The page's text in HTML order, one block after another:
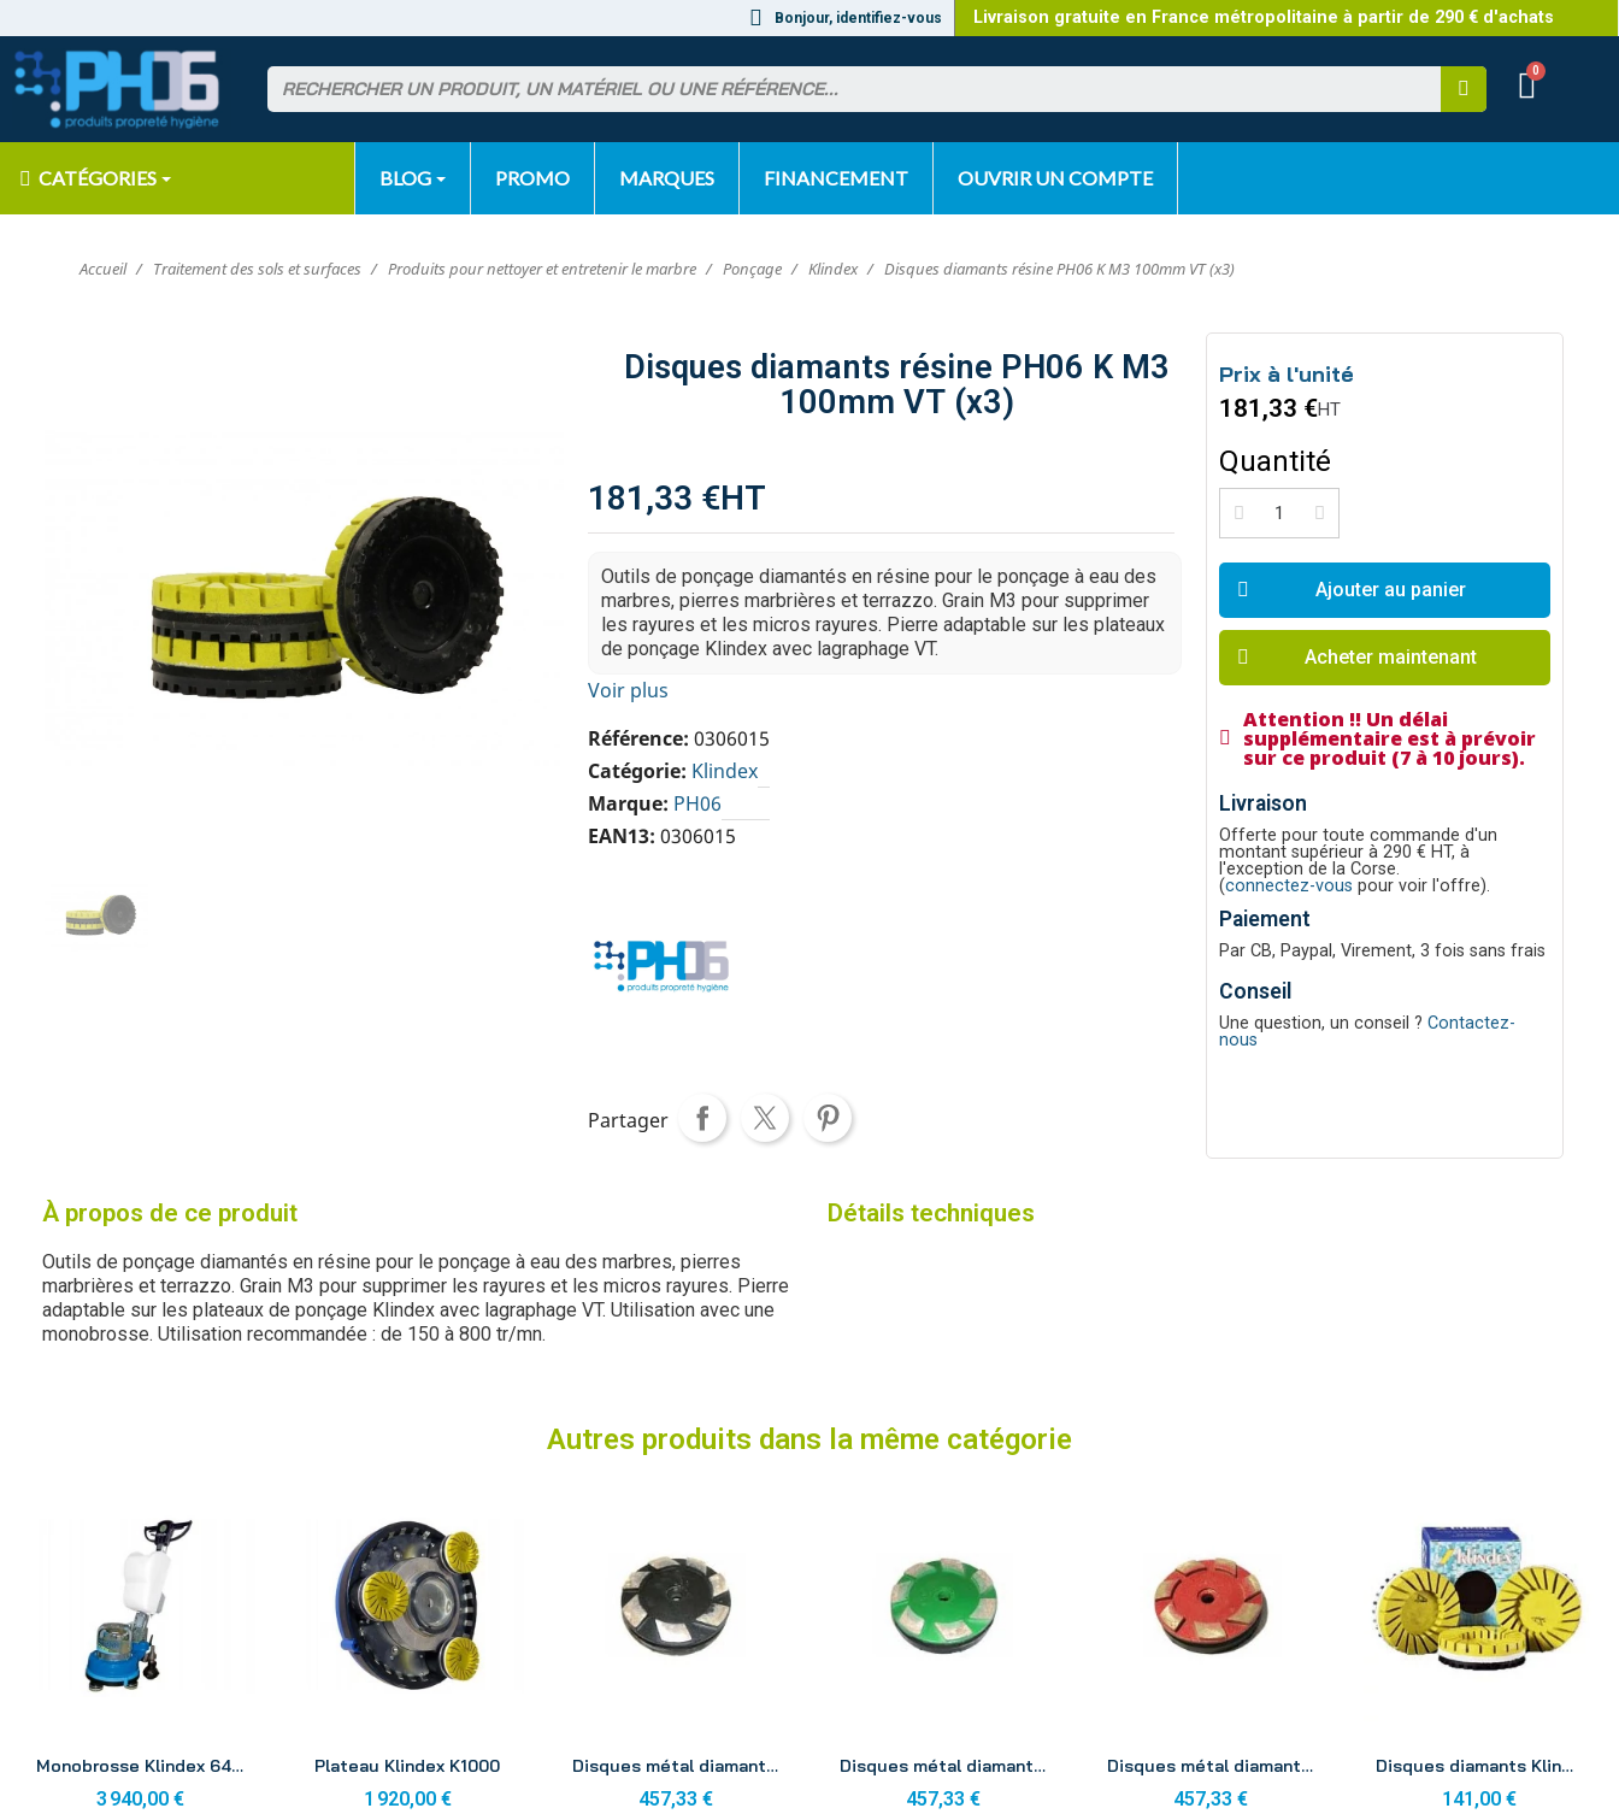
Bonjour, identifiez-vous Livraison gratuite en France métropolitaine à partir de 290 € d'achats
CATÉGORIES BLOG PROMO MARQUES FINANCEMENT OUVRIR UN COMPTE
Accueil Traitement des sols et surfaces Produits pour nettoyer et entretenir le marbre Ponçage Klindex Disques diamants résine PH06 K M3 100mm VT (x3)
Disques diamants résine PH06 K M3
100mm VT (x3)
181,33 €HT
Outils de ponçage diamantés en résine pour le ponçage à eau des
marbres, pierres marbrières et terrazzo. Grain M3 pour supprimer
les rayures et les micros rayures. Pierre adaptable sur les plateaux
de ponçage Klindex avec lagraphage VT.
Voir plus
Référence 0306015
Catégorie Klindex
Marque PH06
EAN13 0306015
Partager
Prix à l'unité
181,33 €HT
Quantité
Ajouter au panier
Acheter maintenant
Attention !! Un délai
supplémentaire est à prévoir
sur ce produit (7 à 10 jours).
Livraison
Offerte pour toute commande d'un
montant supérieur à 290 € HT, à
l'exception de la Corse.
(connectez-vous pour voir l'offre).
Paiement
Par CB, Paypal, Virement, 3 fois sans frais
Conseil
Une question, un conseil ?Contactez-
nous
À propos de ce produit
Outils de ponçage diamantés en résine pour le ponçage à eau des marbres, pierres
marbrières et terrazzo. Grain M3 pour supprimer les rayures et les micros rayures. Pierre
adaptable sur les plateaux de ponçage Klindex avec lagraphage VT. Utilisation avec une
monobrosse. Utilisation recommandée : de 150 à 800 tr/mn.
Détails techniques
Autres produits dans la même catégorie
Monobrosse Klindex 640 4hp 230v compléte
3 940,00 €
Plateau Klindex K1000
1 920,00 €
Disques métal diamants K M0 100mm (x3)
457,33 €
Disques métal diamants K M1 100mm (x3)
457,33 €
Disques métal diamants K M2 100mm (x3)
457,33 €
Disques diamants Klindex AS M3 100mm (x3)
141,00 €